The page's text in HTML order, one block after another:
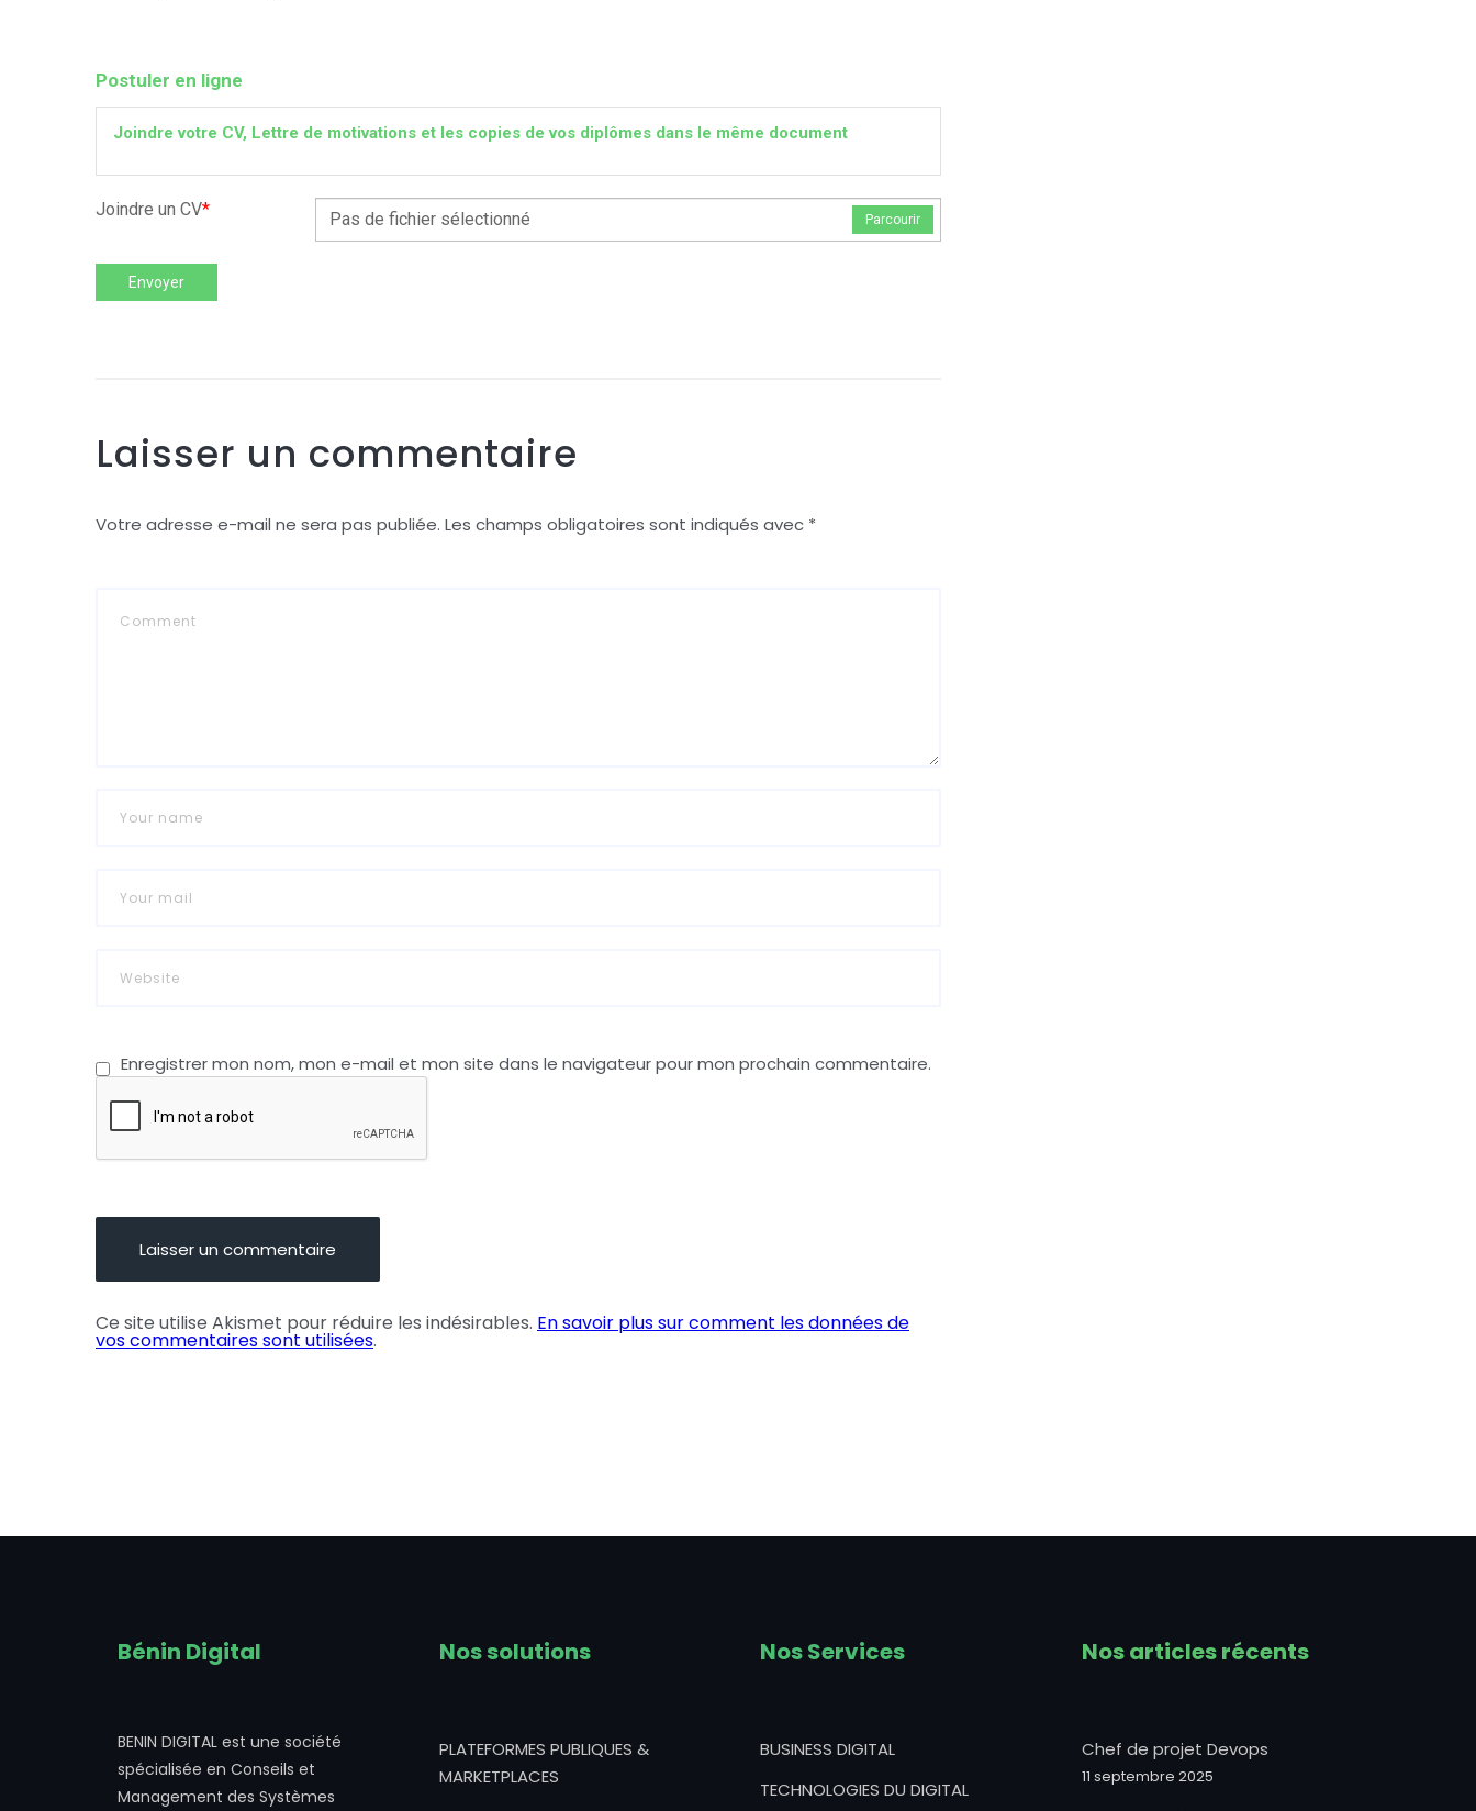
Postuler en ligne
Joindre votre CV, Lettre de motivations et les copies de vos diplômes dans le même document
Joindre un CV* Pas de fichier sélectionné Parcourir
Envoyer
Laisser un commentaire
Votre adresse e-mail ne sera pas publiée. Les champs obligatoires sont indiqués avec *
Enregistrer mon nom, mon e-mail et mon site dans le navigateur pour mon prochain commentaire.
Ce site utilise Akismet pour réduire les indésirables. En savoir plus sur comment les données de
vos commentaires sont utilisées.
Bénin Digital
BENIN DIGITAL est une société
spécialisée en Conseils et
Management des Systèmes
Nos solutions
PLATEFORMES PUBLIQUES &
MARKETPLACES
Nos Services
BUSINESS DIGITAL
TECHNOLOGIES DU DIGITAL
Nos articles récents
Chef de projet Devops
11 septembre 2025